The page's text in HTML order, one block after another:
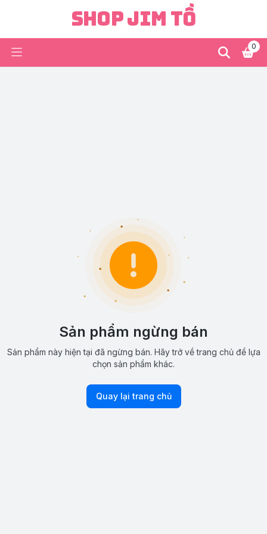
Shop Jim Tồ
0
Sản phẩm ngừng bán
Sản phẩm này hiện tại đã ngừng bán. Hãy trở về trang chủ để lựa
chọn sản phẩm khác.
Quay lại trang chủ